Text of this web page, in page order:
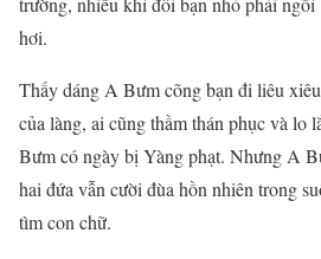
hơi.
Thấy dáng A Bưm cõng bạn đi liêu
của làng, ai cũng thầm thán phục và lo
Bưm có ngày bị Yàng phạt. Nhưng A
hai đứa vẫn cười đùa hồn nhiên trong
tìm con chữ.